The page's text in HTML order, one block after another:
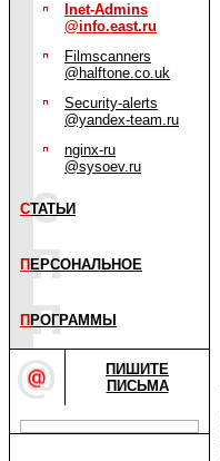
Inet-Admins
@info.east.ru
Filmscanners
@halftone.co.uk
Security-alerts
@yandex-team.ru
nginx-ru
@sysoev.ru
СТАТЬИ
П ЕРСОНАЛЬНОЕ
П РОГРАММЫ
ПИШИТЕ
ПИСЬМА